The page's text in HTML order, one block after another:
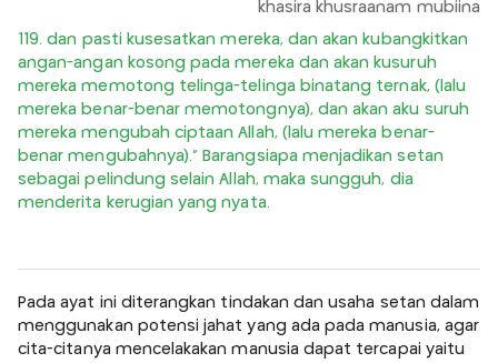
khasira khusraanam mubiina
119. dan pasti kusesatkan mereka, dan akan kubangkitkan
angan-angan kosong pada mereka dan akan kusuruh
mereka memotong telinga-telinga binatang ternak, (lalu
mereka benar-benar memotongnya), dan akan aku suruh
mereka mengubah ciptaan Allah, (lalu mereka benar-
benar mengubahnya).” Barangsiapa menjadikan setan
sebagai pelindung selain Allah, maka sungguh, dia
menderita kerugian yang nyata.
Pada ayat ini diterangkan tindakan dan usaha setan dalam
menggunakan potensi jahat yang ada pada manusia, agar
cita-citanya mencelakakan manusia dapat tercapai yaitu